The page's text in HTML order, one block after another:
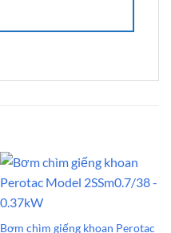
Bơm chìm giếng khoan Perotac